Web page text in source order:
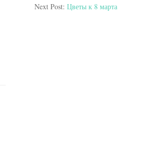
Next Post: Цветы к 8 марта